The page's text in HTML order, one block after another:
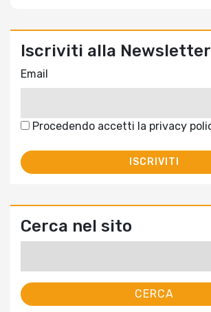
Iscriviti alla Newsletter
Email
Procedendo accetti la privacy
Cerca nel sito